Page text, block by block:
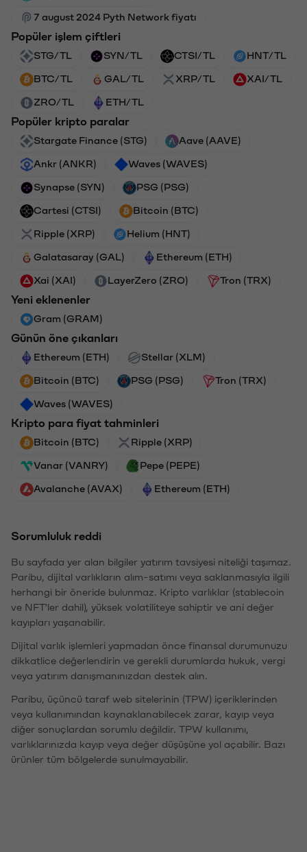
7 august 2024 Pyth Network fiyatı
Popüler işlem çiftleri
STG/TL SYN/TL CTSI/TL HNT/TL
BTC/TL GAL/TL XRP/TL XAI/TL
ZRO/TL ETH/TL
Popüler kripto paralar
Stargate Finance (STG) Aave (AAVE)
Ankr (ANKR) Waves (WAVES)
Synapse (SYN) PSG (PSG)
Cartesi (CTSI) Bitcoin (BTC)
Ripple (XRP) Helium (HNT)
Galatasaray (GAL) Ethereum (ETH)
Xai (XAI) LayerZero (ZRO) Tron (TRX)
Yeni eklenenler
Gram (GRAM)
Günün öne çıkanları
Ethereum (ETH) Stellar (XLM)
Bitcoin (BTC) PSG (PSG) Tron (TRX)
Waves (WAVES)
Kripto para fiyat tahminleri
Bitcoin (BTC) Ripple (XRP)
Vanar (VANRY) Pepe (PEPE)
Avalanche (AVAX) Ethereum (ETH)
Sorumluluk reddi
Bu sayfada yer alan bilgiler yatırım tavsiyesi niteliği taşımaz.
Paribu, dijital varlıkların alım-satımı veya saklanmasıyla ilgili
herhangi bir öneride bulunmaz. Kripto varlıklar (stablecoin
ve NFT'ler dahil), yüksek volatiliteye sahiptir ve ani değer
kayıpları yaşanabilir.
Dijital varlık işlemleri yapmadan önce finansal durumunuzu
dikkatlice değerlendirin ve gerekli durumlarda hukuk, vergi
veya yatırım danışmanınızdan destek alın.
Paribu, üçüncü taraf web sitelerinin (TPW) içeriklerinden
veya kullanımından kaynaklanabilecek zarar, kayıp veya
diğer sonuçlardan sorumlu değildir. TPW kullanımı,
varlıklarınızda kayıp veya değer düşüşüne yol açabilir. Bazı
ürünler tüm bölgelerde sunulmayabilir.